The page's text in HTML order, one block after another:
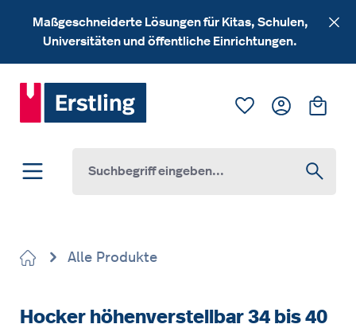
Zum Hauptinhalt springen
Maßgeschneiderte Lösungen für Kitas, Schulen,
Universitäten und öffentliche Einrichtungen.
Du hast 0
Alle Produkte
Hocker höhenverstellbar 34 bis 40